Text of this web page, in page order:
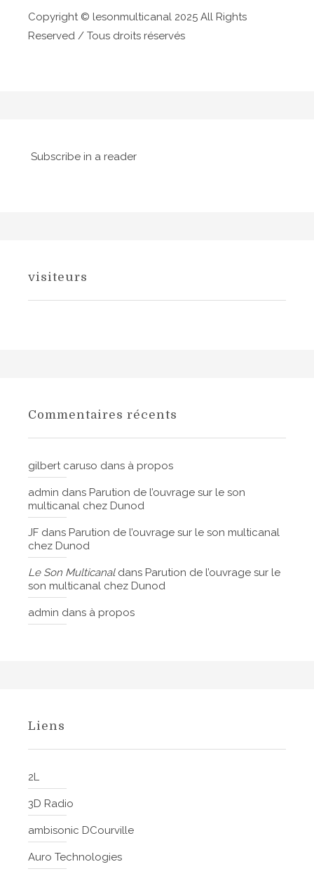
p
i
i
?
a
r
e
Copyright © lesonmulticanal 2025 All Rights
Reserved / Tous droits réservés
Subscribe in a reader
visiteurs
Commentaires récents
gilbert caruso dans à propos
admin dans Parution de l’ouvrage sur le son
multicanal chez Dunod
JF dans Parution de l’ouvrage sur le son multicanal
chez Dunod
Le Son Multicanaldans Parution de l’ouvrage sur le
son multicanal chez Dunod
admin dans à propos
Liens
2L
3D Radio
ambisonic DCourville
Auro Technologies